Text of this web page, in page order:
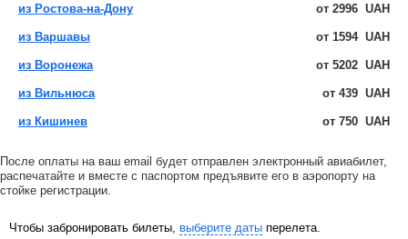
из Ростова-на-Дону от 2996 UAH
из Варшавы от 1594 UAH
из Воронежа от 5202 UAH
из Вильнюса от 439 UAH
из Кишинев от 750 UAH
После оплаты на ваш email будет отправлен электронный авиабилет,
распечатайте и вместе с паспортом предъявите его в аэропорту на
стойке регистрации.
Чтобы забронировать билеты, выберите даты перелета.